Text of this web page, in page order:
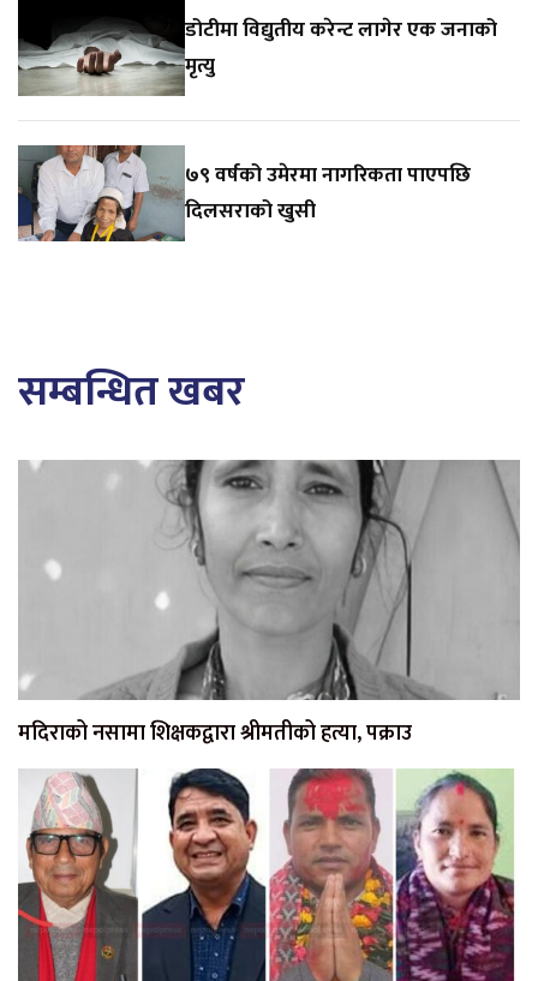
डोटीमा विद्युतीय करेन्ट लागेर एक जनाको
मृत्यु
७९ वर्षको उमेरमा नागरिकता पाएपछि
दिलसराको खुसी
सम्बन्धित खबर
मदिराको नसामा शिक्षकद्वारा श्रीमतीको हत्या, पक्राउ